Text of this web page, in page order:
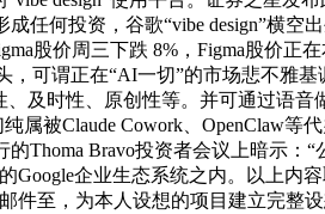
任何投资，谷歌“vibe design”横空
股价周三下跌 8%，Figma股价正
可谓正在“AI一切”的市场悲不雅
及时性、原创性等。并可通过语音
属被Claude Cowork、OpenClaw等
Thoma Bravo投资者会议上暗示：
企业生态系统之内。以上内容
件至，为本人设想的项目建立完整